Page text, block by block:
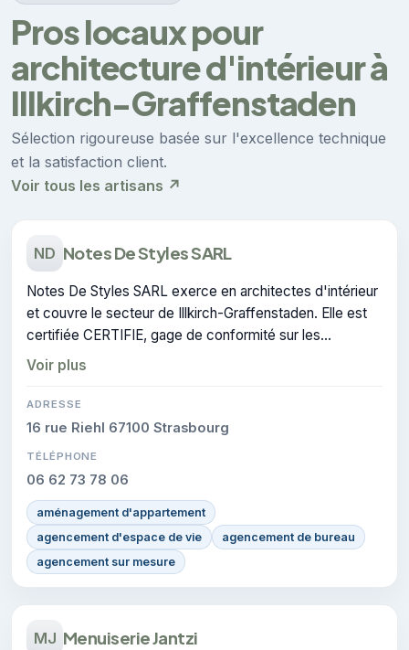
Pros locaux pour
architecture d'intérieur à
Illkirch-Graffenstaden
Sélection rigoureuse basée sur l'excellence technique
et la satisfaction client.
Voir tous les artisans ↗
ND Notes De Styles SARL
Notes De Styles SARL exerce en architectes d'intérieur
et couvre le secteur de Illkirch-Graffenstaden. Elle est
certifiée CERTIFIE, gage de conformité sur les
interventions réalisées.
Voir plus
ADRESSE
16 rue Riehl 67100 Strasbourg
TÉLÉPHONE
06 62 73 78 06
aménagement d'appartement
agencement d'espace de vie
agencement de bureau
agencement sur mesure
MJ Menuiserie Jantzi